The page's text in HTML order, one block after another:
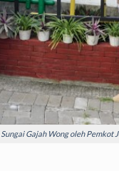
Gajah Wong oleh Pemkot